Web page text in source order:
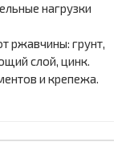
нагрузки
ржавчины: грунт,
слой, цинк.
и крепежа.